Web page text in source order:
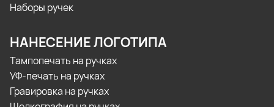
Наборы ручек
НАНЕСЕНИЕ ЛОГОТИПА
Тампопечать на ручках
УФ-печать на ручках
Гравировка на ручках